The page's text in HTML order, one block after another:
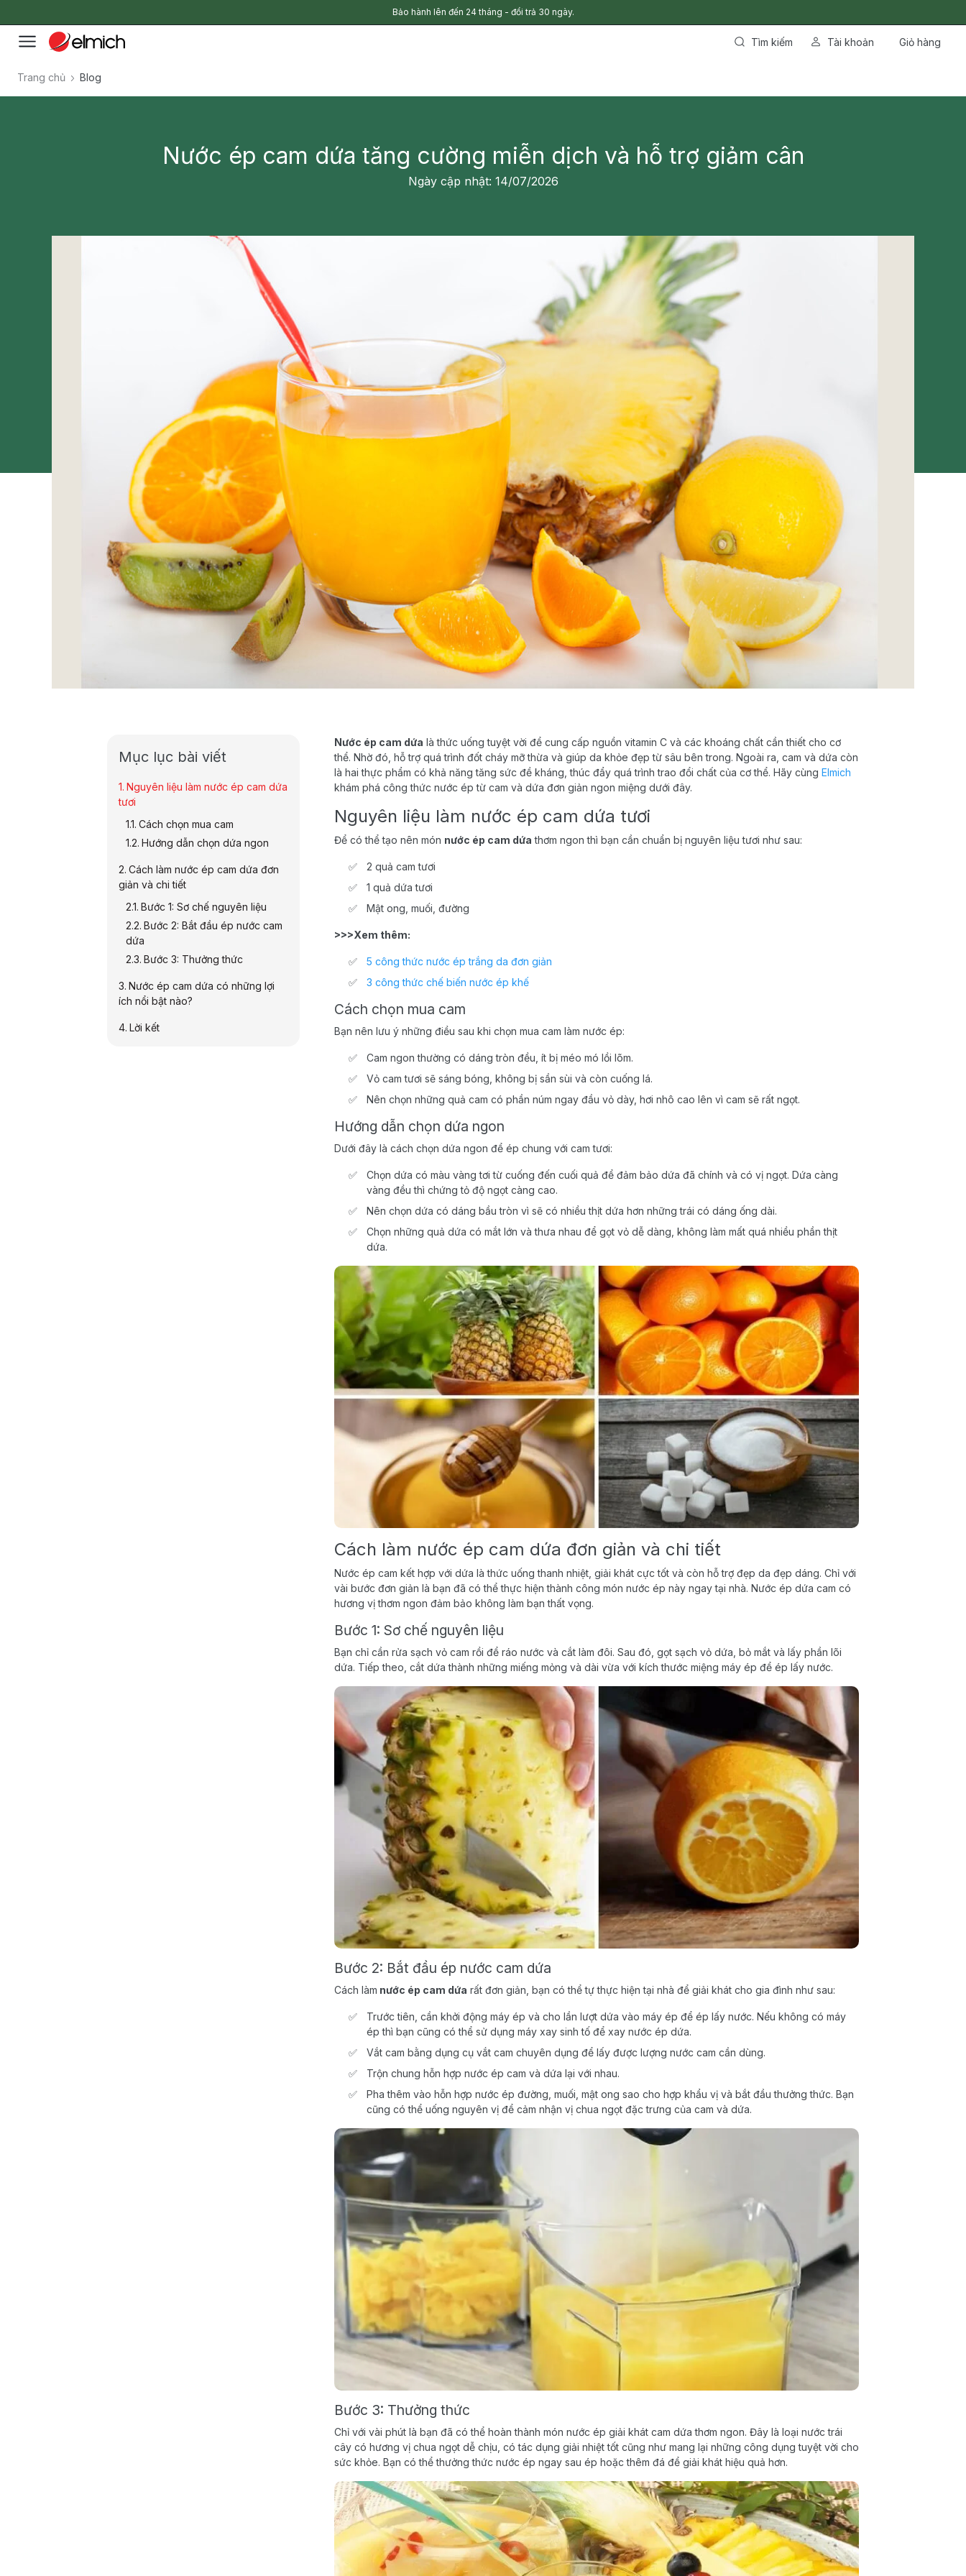
Bảo hành lên đến 24 tháng - đổi trả 30 ngày.
Tìm kiếm Tài khoản Giỏ hàng
Trang chủ Blog
Nước ép cam dứa tăng cường miễn dịch và hỗ trợ giảm cân
Ngày cập nhật: 14/07/2026
Nước ép cam dứa là thức uống tuyệt vời để cung cấp nguồn vitamin C và các khoáng chất cần thiết cho cơ
thể. Nhờ đó, hỗ trợ quá trình đốt cháy mỡ thừa và giúp da khỏe đẹp từ sâu bên trong. Ngoài ra, cam và dứa còn
là hai thực phẩm có khả năng tăng sức đề kháng, thúc đẩy quá trình trao đổi chất của cơ thể. Hãy cùng Elmich
khám phá công thức nước ép từ cam và dứa đơn giản ngon miệng dưới đây.
Nguyên liệu làm nước ép cam dứa tươi
Để có thể tạo nên món nước ép cam dứa thơm ngon thì bạn cần chuẩn bị nguyên liệu tươi như sau:
2 quả cam tươi
1 quả dứa tươi
Mật ong, muối, đường
>>>Xem thêm:
5 công thức nước ép trắng da đơn giản
3 công thức chế biến nước ép khế
Cách chọn mua cam
Bạn nên lưu ý những điều sau khi chọn mua cam làm nước ép:
Cam ngon thường có dáng tròn đều, ít bị méo mó lồi lõm.
Vỏ cam tươi sẽ sáng bóng, không bị sần sùi và còn cuống lá.
Nên chọn những quả cam có phần núm ngay đầu vỏ dày, hơi nhô cao lên vì cam sẽ rất ngọt.
Hướng dẫn chọn dứa ngon
Dưới đây là cách chọn dứa ngon để ép chung với cam tươi:
Chọn dứa có màu vàng tơi từ cuống đến cuối quả để đảm bảo dứa đã chính và có vị ngọt. Dứa càng
vàng đều thì chứng tỏ độ ngọt càng cao.
Nên chọn dứa có dáng bầu tròn vì sẽ có nhiều thịt dứa hơn những trái có dáng ống dài.
Chọn những quả dứa có mắt lớn và thưa nhau để gọt vỏ dễ dàng, không làm mất quá nhiều phần thịt
dứa.
Cách làm nước ép cam dứa đơn giản và chi tiết
Nước ép cam kết hợp với dứa là thức uống thanh nhiệt, giải khát cực tốt và còn hỗ trợ đẹp da đẹp dáng. Chỉ với
vài bước đơn giản là bạn đã có thể thực hiện thành công món nước ép này ngay tại nhà. Nước ép dứa cam có
hương vị thơm ngon đảm bảo không làm bạn thất vọng.
Bước 1: Sơ chế nguyên liệu
Bạn chỉ cần rửa sạch vỏ cam rồi để ráo nước và cắt làm đôi. Sau đó, gọt sạch vỏ dứa, bỏ mắt và lấy phần lõi
dứa. Tiếp theo, cắt dứa thành những miếng mỏng và dài vừa với kích thước miệng máy ép để ép lấy nước.
Bước 2: Bắt đầu ép nước cam dứa
Cách làm nước ép cam dứa rất đơn giản, bạn có thể tự thực hiện tại nhà để giải khát cho gia đình như sau:
Trước tiên, cần khởi động máy ép và cho lần lượt dứa vào máy ép để ép lấy nước. Nếu không có máy
ép thì bạn cũng có thể sử dụng máy xay sinh tố để xay nước ép dứa.
Vắt cam bằng dụng cụ vắt cam chuyên dụng để lấy được lượng nước cam cần dùng.
Trộn chung hỗn hợp nước ép cam và dứa lại với nhau.
Pha thêm vào hỗn hợp nước ép đường, muối, mật ong sao cho hợp khẩu vị và bắt đầu thưởng thức. Bạn
cũng có thể uống nguyên vị để cảm nhận vị chua ngọt đặc trưng của cam và dứa.
Bước 3: Thưởng thức
Chỉ với vài phút là bạn đã có thể hoàn thành món nước ép giải khát cam dứa thơm ngon. Đây là loại nước trái
cây có hương vị chua ngọt dễ chịu, có tác dụng giải nhiệt tốt cũng như mang lại những công dụng tuyệt vời cho
sức khỏe. Bạn có thể thưởng thức nước ép ngay sau ép hoặc thêm đá để giải khát hiệu quả hơn.
Mục lục bài viết
Nguyên liệu làm nước ép cam dứa
tươi
Cách chọn mua cam
Hướng dẫn chọn dứa ngon
Cách làm nước ép cam dứa đơn
giản và chi tiết
Bước 1: Sơ chế nguyên liệu
Bước 2: Bắt đầu ép nước cam
dứa
Bước 3: Thưởng thức
Nước ép cam dứa có những lợi
ích nổi bật nào?
Lời kết